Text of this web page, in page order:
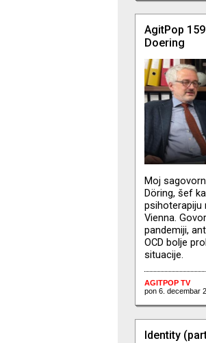
AgitPop
Doering
Moj
Döring, šef
psihoterapiju
Vienna.
pandemiji,
OCD bolje
situacije.
AGITPOP TV
pon 6. decembar
Identity